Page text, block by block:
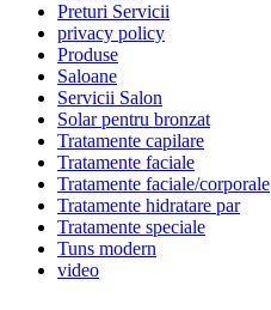
Preturi Servicii
privacy policy
Produse
Saloane
Servicii Salon
Solar pentru bronzat
Tratamente capilare
Tratamente faciale
Tratamente faciale/corporale
Tratamente hidratare par
Tratamente speciale
Tuns modern
video